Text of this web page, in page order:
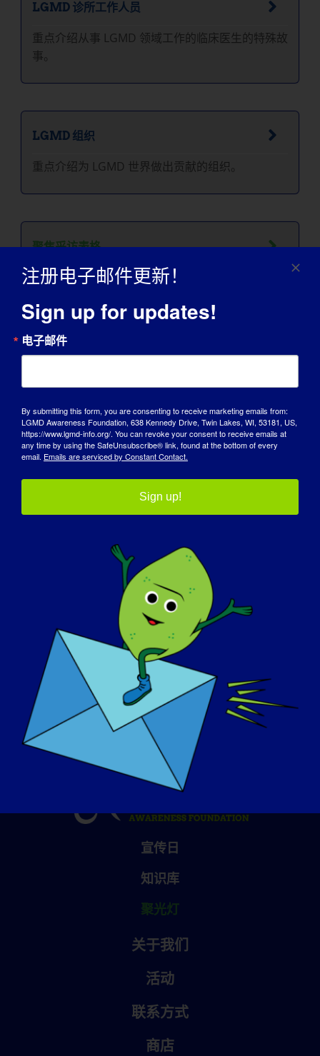
LGMD 诊所工作人员
重点介绍从事 LGMD 领域工作的临床医生的特殊故
事。
LGMD 组织
重点介绍为 LGMD 世界做出贡献的组织。
聚焦采访表格
我们的宣传合作伙伴
宣传日
知识库
聚光灯
关于我们
活动
联系方式
商店
注册电子邮件更新！
Sign up for updates!
电子邮件
By submitting this form, you are consenting to receive marketing emails from:
LGMD Awareness Foundation, 638 Kennedy Drive, Twin Lakes, WI, 53181, US,
https://www.lgmd-info.org/. You can revoke your consent to receive emails at
any time by using the SafeUnsubscribe® link, found at the bottom of every
email. Emails are serviced by Constant Contact.
Sign up!